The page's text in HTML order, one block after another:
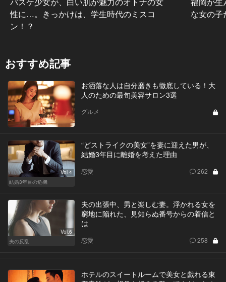
性に…。きっかけは、学生時代のミスコ
ン！？
な女の
おすすめ記事
お洒落な人は自分磨きも徹底している！大
人のための最旬美容サロン3選
グルメ
Vol.4
結婚3年目の危機
“どストライクの美女”を妻に迎えた男が、
結婚3年目に離婚を考えた理由
恋愛 262
Vol.6
夫の反乱
夫の出張中、男と楽しむ妻。浮かれる女を
窮地に陥れた、見知らぬ番号からの着信と
は
恋愛 258
ホテルのスイートルームで美女と戯れる東